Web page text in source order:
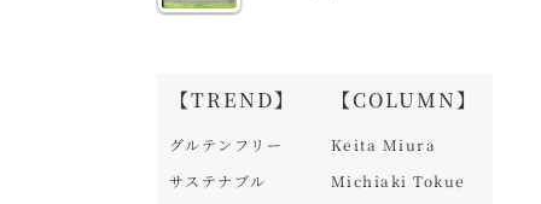
【TREND】
グルテンフリー
サステナブル
【COLUMN】
Keita Miura
Michiaki Tokue